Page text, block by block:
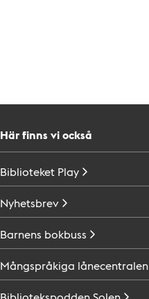
Här finns vi också
Biblioteket Play
Nyhetsbrev
Barnens bokbuss
Mångspråkiga lånecentralen